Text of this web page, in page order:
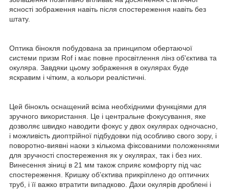
ясності зображення навіть після спостереження навіть без
штату.
Оптика бінокля побудована за принципом обертаючої
системи призм Rof і має повне просвітлення лінз об'єктива та
окуляра. Завдяки цьому зображення в окулярах буде
яскравим і чітким, а кольори реалістичні.
Цей бінокль оснащений всіма необхідними функціями для
зручного використання. Це і центральне фокусування, яке
дозволяє швидко наводити фокус у двох окулярах одночасно,
і можливість диоптрійної підбудовки під особливо свого зору, і
поворотно-виявні наоки з кількома фіксованими положеннями
для зручності спостереження як у окулярах, так і без них.
Винесення зіниці в 21 мм також сприяє комфорту під час
спостереження. Кришку об’єктива прикріплено до оптичних
труб, і її важко втратити випадково. Дахи окулярів дроблені і